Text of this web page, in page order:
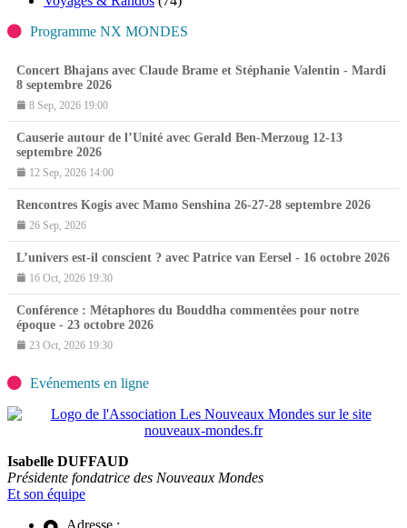
Programme NX MONDES
Concert Bhajans avec Claude Brame et Stéphanie Valentin - Mardi
8 septembre 2026
8 Sep, 2026 19:00
Causerie autour de l’Unité avec Gerald Ben-Merzoug 12-13
septembre 2026
12 Sep, 2026 14:00
Rencontres Kogis avec Mamo Senshina 26-27-28 septembre 2026
26 Sep, 2026
L’univers est-il conscient ? avec Patrice van Eersel - 16 octobre 2026
16 Oct, 2026 19:30
Conférence : Métaphores du Bouddha commentées pour notre
époque - 23 octobre 2026
23 Oct, 2026 19:30
Evénements en ligne
Isabelle DUFFAUD
Présidente fondatrice des Nouveaux Mondes
Et son équipe
Adresse :